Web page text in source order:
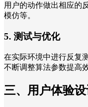
用户的动作做出相应的
模仿等。
5. 测试与优化
在实际环境中进行反复
不断调整算法参数提高效
三、用户体验